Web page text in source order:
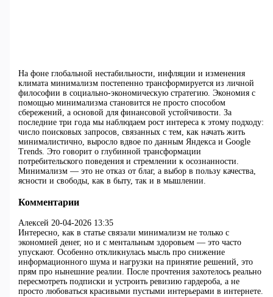
На фоне глобальной нестабильности, инфляции и изменения
климата минимализм постепенно трансформируется из личной
философии в социально-экономическую стратегию. Экономия с
помощью минимализма становится не просто способом
сбережений, а основой для финансовой устойчивости. За
последние три года мы наблюдаем рост интереса к этому подходу:
число поисковых запросов, связанных с тем, как начать жить
минималистично, выросло вдвое по данным Яндекса и Google
Trends. Это говорит о глубинной трансформации
потребительского поведения и стремлении к осознанности.
Минимализм — это не отказ от благ, а выбор в пользу качества,
ясности и свободы, как в быту, так и в мышлении.
Комментарии
Алексей 20-04-2026 13:35
Интересно, как в статье связали минимализм не только с
экономией денег, но и с ментальным здоровьем — это часто
упускают. Особенно откликнулась мысль про снижение
информационного шума и нагрузки на принятие решений, это
прям про нынешние реалии. После прочтения захотелось реально
пересмотреть подписки и устроить ревизию гардероба, а не
просто любоваться красивыми пустыми интерьерами в интернете.